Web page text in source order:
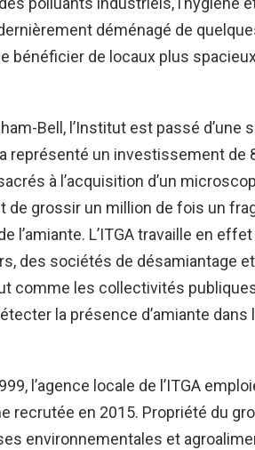
déménagé de
bénéficier de locaux plus
Bell, l’Institut est passé d’une
représenté un investissement de
à l’acquisition d’un
de grossir un million de fois un
l’amiante. L’ITGA travaille en
des sociétés de désamiantage
comme les collectivités
la présence d’amiante dans
l’agence locale de l’ITGA
recrutée en 2015. Propriété du
environnementales et